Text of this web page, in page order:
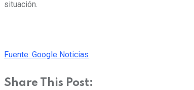
situación.
Fuente: Google Noticias
Share This Post: